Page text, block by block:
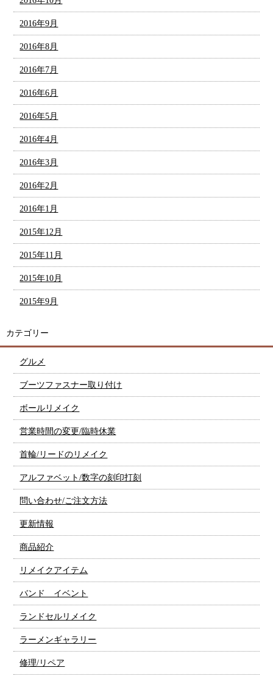
2016年9月
2016年8月
2016年7月
2016年6月
2016年5月
2016年4月
2016年3月
2016年2月
2016年1月
2015年12月
2015年11月
2015年10月
2015年9月
カテゴリー
グルメ
ブーツファスナー取り付け
ボールリメイク
営業時間の変更/臨時休業
首輪/リードのリメイク
アルファベット/数字の刻印打刻
問い合わせ/ご注文方法
更新情報
商品紹介
リメイクアイテム
バンド イベント
ランドセルリメイク
ラーメンギャラリー
修理/リペア